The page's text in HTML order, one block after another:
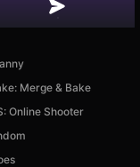
Merge & Bake
Online Shooter